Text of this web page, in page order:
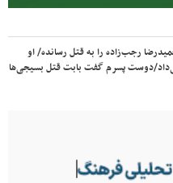
رجب‌زاده را به قتل رسانده/ او
دوست پسرم گفت بابت قتل بسیجی‌ها